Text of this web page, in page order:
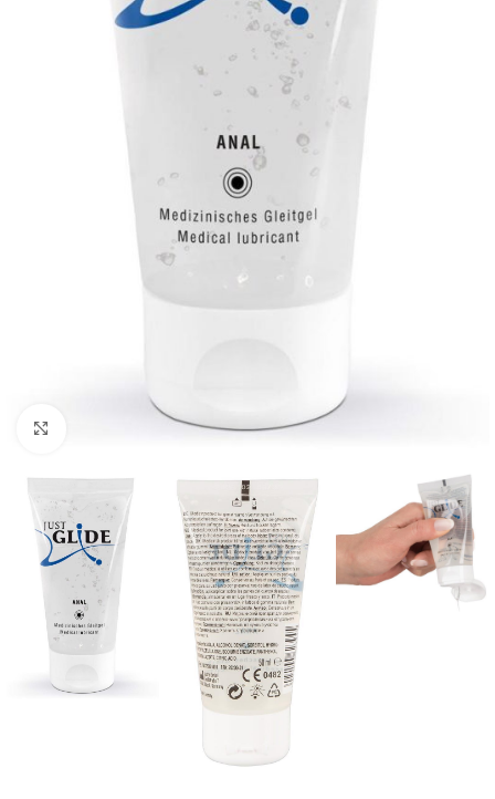
Kliknij, aby powiększyć